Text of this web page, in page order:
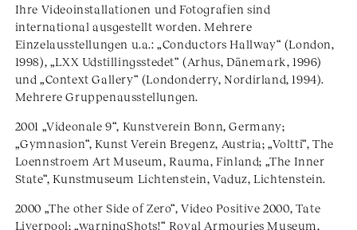
Ihre Videoinstallationen und Fotografien sind
international ausgestellt worden. Mehrere
Einzelausstellungen u.a.: „Conductors Hallway“ (London,
1998), „LXX Udstillingsstedet“ (Arhus, Dänemark, 1996)
und „Context Gallery“ (Londonderry, Nordirland, 1994).
Mehrere Gruppenausstellungen.
2001 „Videonale 9“, Kunstverein Bonn, Germany;
„Gymnasion“, Kunst Verein Bregenz, Austria; „Voltti“, The
Loennstroem Art Museum, Rauma, Finland; „The Inner
State“, Kunstmuseum Lichtenstein, Vaduz, Lichtenstein.
2000 „The other Side of Zero“, Video Positive 2000, Tate
Liverpool; „warningShots!“ Royal Armouries Museum,